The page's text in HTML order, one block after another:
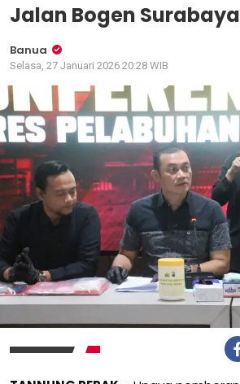
Jalan Bogen
Banua
Selasa, 27 Januari 2026 20:28 WIB